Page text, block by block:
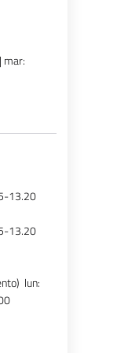
mar:
13.20
13.20
lun: